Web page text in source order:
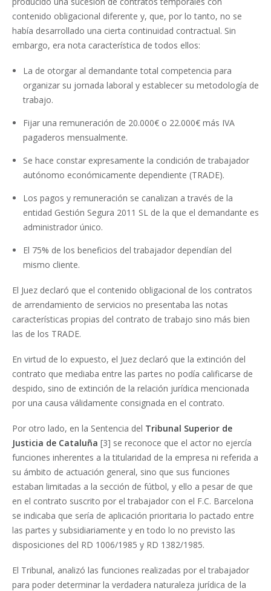
contenido obligacional diferente y, que, por lo tanto, no se
había desarrollado una cierta continuidad contractual. Sin
embargo, era nota característica de todos ellos:
La de otorgar al demandante total competencia para
organizar su jornada laboral y establecer su metodología de
trabajo.
Fijar una remuneración de 20.000€ o 22.000€ más IVA
pagaderos mensualmente.
Se hace constar expresamente la condición de trabajador
autónomo económicamente dependiente (TRADE).
Los pagos y remuneración se canalizan a través de la
entidad Gestión Segura 2011 SL de la que el demandante es
administrador único.
El 75% de los beneficios del trabajador dependían del
mismo cliente.
El Juez declaró que el contenido obligacional de los contratos
de arrendamiento de servicios no presentaba las notas
características propias del contrato de trabajo sino más bien
las de los TRADE.
En virtud de lo expuesto, el Juez declaró que la extinción del
contrato que mediaba entre las partes no podía calificarse de
despido, sino de extinción de la relación jurídica mencionada
por una causa válidamente consignada en el contrato.
Por otro lado, en la Sentencia del Tribunal Superior de
Justicia de Cataluña [3] se reconoce que el actor no ejercía
funciones inherentes a la titularidad de la empresa ni referida a
su ámbito de actuación general, sino que sus funciones
estaban limitadas a la sección de fútbol, y ello a pesar de que
en el contrato suscrito por el trabajador con el F.C. Barcelona
se indicaba que sería de aplicación prioritaria lo pactado entre
las partes y subsidiariamente y en todo lo no previsto las
disposiciones del RD 1006/1985 y RD 1382/1985.
El Tribunal, analizó las funciones realizadas por el trabajador
para poder determinar la verdadera naturaleza jurídica de la